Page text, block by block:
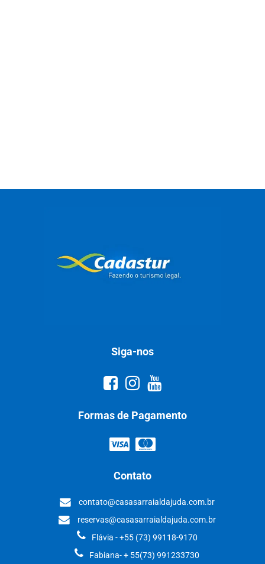
Siga-nos
Formas de Pagamento
Contato
contato@casasarraialdajuda.com.br
reservas@casasarraialdajuda.com.br
Flávia - +55 (73) 99118-9170
Fabiana- + 55(73) 991233730